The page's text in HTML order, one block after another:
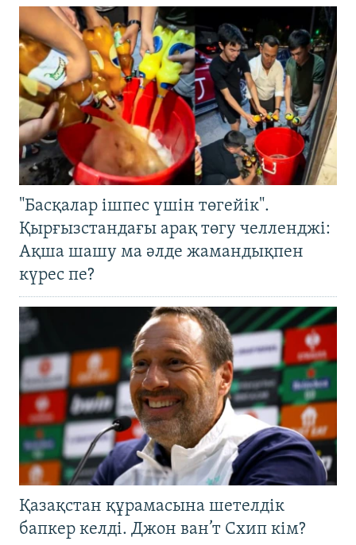
"Басқалар ішпес үшін төгейік".
Қырғызстандағы арақ төгу челленджі:
Ақша шашу ма әлде жамандықпен
күрес пе?
Қазақстан құрамасына шетелдік
бапкер келді. Джон ван’т Схип кім?